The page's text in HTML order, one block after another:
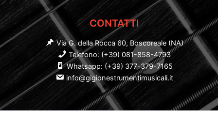
CONTATTI
Via G. della Rocca 60, Boscoreale (NA)
Telefono: (+39) 081-858-4793
Whatsapp: (+39) 377-379-7165
info@gigionestrumentimusicali.it